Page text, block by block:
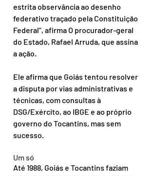
estrita observância ao desenho
federativo traçado pela Constituição
Federal”, afirma O procurador-geral
do Estado, Rafael Arruda, que assina
a ação.
Ele afirma que Goiás tentou resolver
a disputa por vias administrativas e
técnicas, com consultas à
DSG/Exército, ao IBGE e ao próprio
governo do Tocantins, mas sem
sucesso.
Um só
Até 1988, Goiás e Tocantins faziam